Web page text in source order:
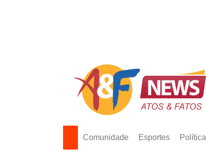
Comunidade Esportes Política